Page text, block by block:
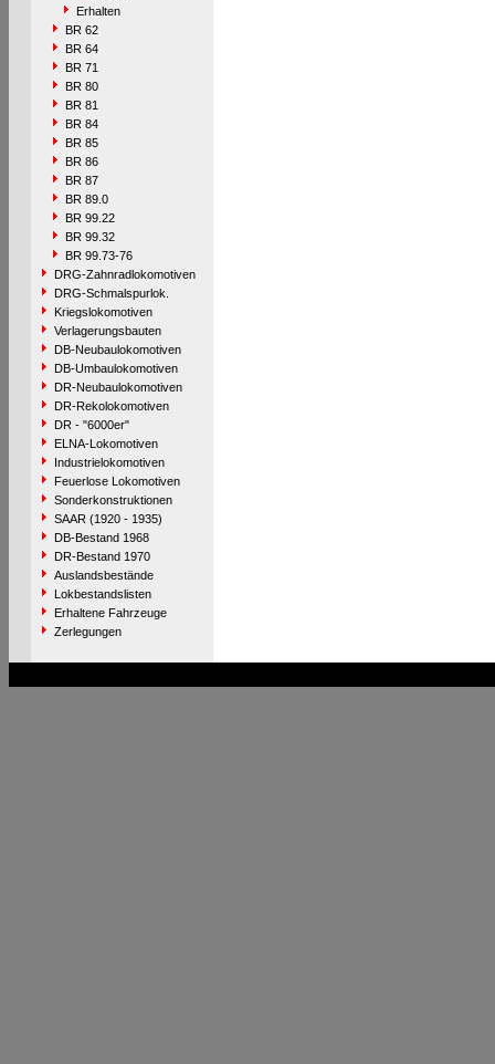
Erhalten
BR 62
BR 64
BR 71
BR 80
BR 81
BR 84
BR 85
BR 86
BR 87
BR 89.0
BR 99.22
BR 99.32
BR 99.73-76
DRG-Zahnradlokomotiven
DRG-Schmalspurlok.
Kriegslokomotiven
Verlagerungsbauten
DB-Neubaulokomotiven
DB-Umbaulokomotiven
DR-Neubaulokomotiven
DR-Rekolokomotiven
DR - "6000er"
ELNA-Lokomotiven
Industrielokomotiven
Feuerlose Lokomotiven
Sonderkonstruktionen
SAAR (1920 - 1935)
DB-Bestand 1968
DR-Bestand 1970
Auslandsbestände
Lokbestandslisten
Erhaltene Fahrzeuge
Zerlegungen